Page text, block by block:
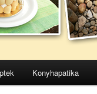
Konyhapatika